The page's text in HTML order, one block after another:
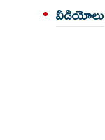
వీడియోలు